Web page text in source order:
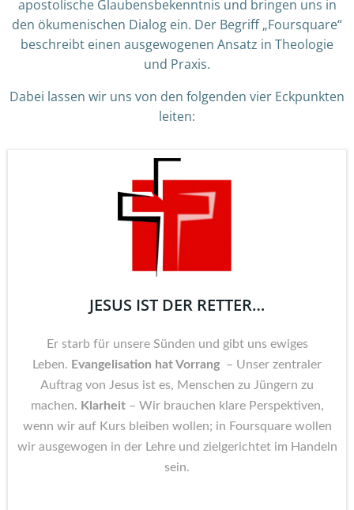
apostolische Glaubensbekenntnis und bringen uns in
den ökumenischen Dialog ein. Der Begriff „Foursquare“
beschreibt einen ausgewogenen Ansatz in Theologie
und Praxis.
Dabei lassen wir uns von den folgenden vier Eckpunkten
leiten:
JESUS IST DER RETTER…
Er starb für unsere Sünden und gibt uns ewiges
Leben. Evangelisation hat Vorrang – Unser zentraler
Auftrag von Jesus ist es, Menschen zu Jüngern zu
machen. Klarheit – Wir brauchen klare Perspektiven,
wenn wir auf Kurs bleiben wollen; in Foursquare wollen
wir ausgewogen in der Lehre und zielgerichtet im Handeln
sein.